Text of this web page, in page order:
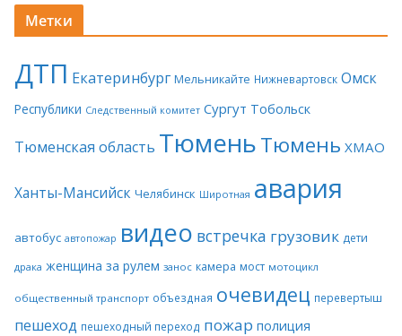
Метки
ДТП Екатеринбург Мельникайте Нижневартовск Омск
Республики Следственный комитет Сургут Тобольск
Тюменская область ТюменьТюмень ХМАО
Ханты-Мансийск Челябинск Широтная авария
автобус автопожар видео встречка грузовик дети
драка женщина за рулем занос камера мост мотоцикл
общественный транспорт объездная очевидец перевертыш
пешеход пешеходный переход пожар полиция